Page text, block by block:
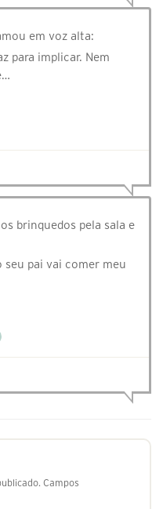
em voz alta:
para implicar. Nem
brinquedos pela sala e
pai vai comer meu
Campos